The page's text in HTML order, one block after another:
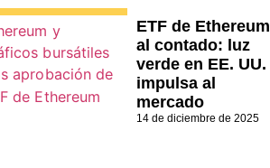
ETF de Ethereum
al contado: luz
verde en EE. UU.
impulsa al
mercado
14 de diciembre de 2025